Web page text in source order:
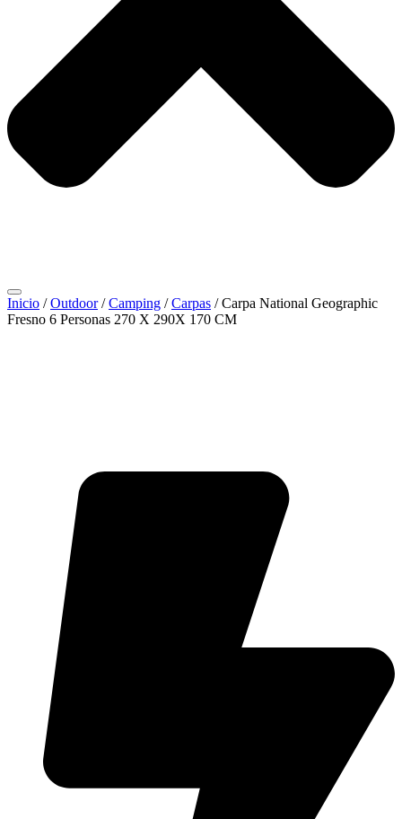
Inicio /Outdoor/Camping /Carpas / Carpa National Geographic
Fresno 6 Personas 270 X 290X 170 CM